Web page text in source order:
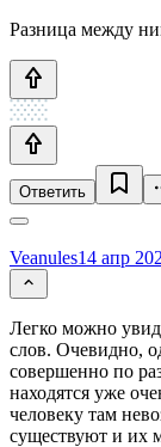
Разница между
Ответить
Veanules14 апр
Легко можно
слов. Очевидно,
совершенно по
находятся уже
человеку там
существуют и их